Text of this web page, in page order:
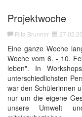
Projektwoche
Rita Brunner
Eine ganze Woche
Woche vom 6. - 10.
leben". In
unterschiedlichsten
war den Schülerinnen
nur um die eigene
unsere Umwelt